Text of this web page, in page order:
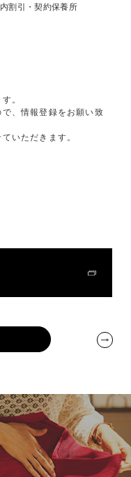
割引・契約保養所
。
、情報登録をお願い致
いただきます。